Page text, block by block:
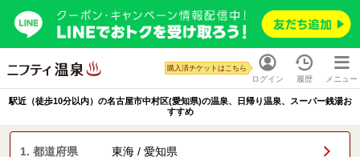
ログイン
購入済チケットはこちら
履歴 メニュー
駅近（徒歩10分以内）の名古屋市中村区(愛知県)の温泉、日帰り温泉、スーパー銭湯お
すすめ
1. 都道府県 東海 / 愛知県